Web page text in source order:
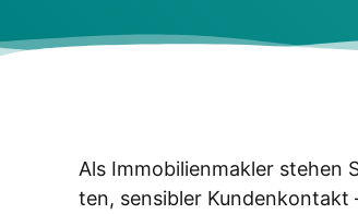
Als Immo­bi­li­en­mak­ler
ten, sen­si­bler Kun­den­kon­takt